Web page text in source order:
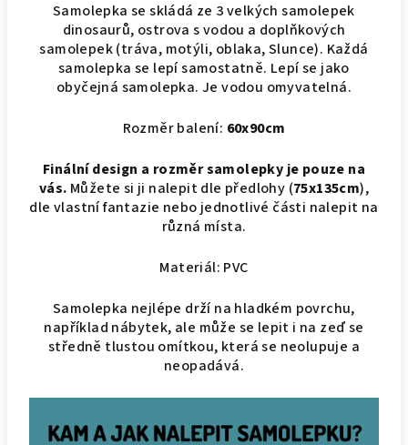
Samolepka se skládá ze 3 velkých samolepek
dinosaurů, ostrova s ​​vodou a doplňkových
samolepek (tráva, motýli, oblaka, Slunce). Každá
samolepka se lepí samostatně. Lepí se jako
obyčejná samolepka. Je vodou omyvatelná.
Rozměr balení: 60x90cm
Finální design a rozměr samolepky je pouze na
vás. Můžete si ji nalepit dle předlohy (75x135cm),
dle vlastní fantazie nebo jednotlivé části nalepit na
různá místa.
Materiál: PVC
Samolepka nejlépe drží na hladkém povrchu,
například nábytek, ale může se lepit i na zeď se
středně tlustou omítkou, která se neolupuje a
neopadává.